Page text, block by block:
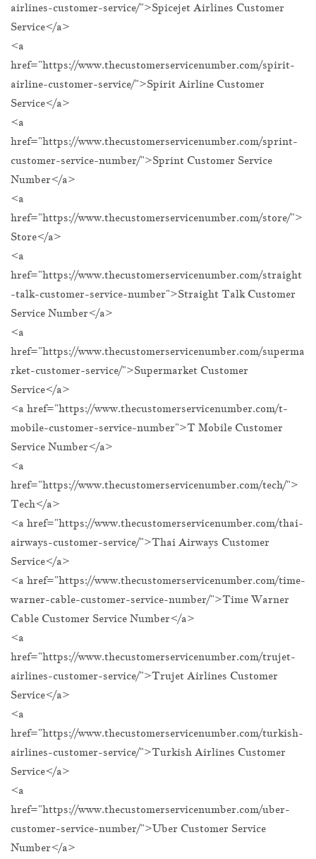
airlines-customer-service/">Spicejet Airlines Customer
Service</a>
<a
href="https://www.thecustomerservicenumber.com/spirit-
airline-customer-service/">Spirit Airline Customer
Service</a>
<a
href="https://www.thecustomerservicenumber.com/sprint-
customer-service-number/">Sprint Customer Service
Number</a>
<a
href="https://www.thecustomerservicenumber.com/store/">
Store</a>
<a
href="https://www.thecustomerservicenumber.com/straight
-talk-customer-service-number">Straight Talk Customer
Service Number</a>
<a
href="https://www.thecustomerservicenumber.com/superma
rket-customer-service/">Supermarket Customer
Service</a>
<a href="https://www.thecustomerservicenumber.com/t-
mobile-customer-service-number">T Mobile Customer
Service Number</a>
<a
href="https://www.thecustomerservicenumber.com/tech/">
Tech</a>
<a href="https://www.thecustomerservicenumber.com/thai-
airways-customer-service/">Thai Airways Customer
Service</a>
<a href="https://www.thecustomerservicenumber.com/time-
warner-cable-customer-service-number/">Time Warner
Cable Customer Service Number</a>
<a
href="https://www.thecustomerservicenumber.com/trujet-
airlines-customer-service/">Trujet Airlines Customer
Service</a>
<a
href="https://www.thecustomerservicenumber.com/turkish-
airlines-customer-service/">Turkish Airlines Customer
Service</a>
<a
href="https://www.thecustomerservicenumber.com/uber-
customer-service-number/">Uber Customer Service
Number</a>